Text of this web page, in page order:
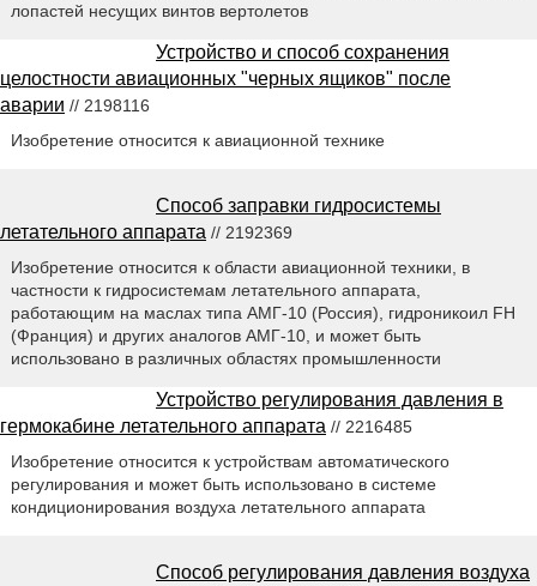
лопастей несущих винтов вертолетов
Устройство и способ сохранения
целостности авиационных "черных ящиков" после
аварии // 2198116
Изобретение относится к авиационной технике
Способ заправки гидросистемы
летательного аппарата // 2192369
Изобретение относится к области авиационной техники, в
частности к гидросистемам летательного аппарата,
работающим на маслах типа АМГ-10 (Россия), гидроникоил FH
(Франция) и других аналогов АМГ-10, и может быть
использовано в различных областях промышленности
Устройство регулирования давления в
гермокабине летательного аппарата // 2216485
Изобретение относится к устройствам автоматического
регулирования и может быть использовано в системе
кондиционирования воздуха летательного аппарата
Способ регулирования давления воздуха